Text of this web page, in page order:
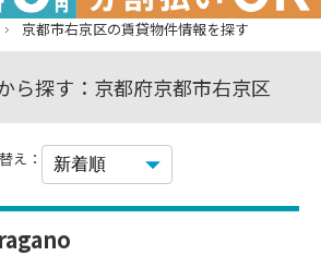
京都市右京区の賃貸物件情報を探す
ら探す：京都府京都市右京区
え：